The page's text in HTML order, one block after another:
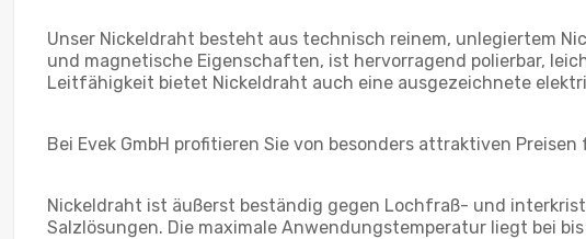
Unser Nickeldraht besteht aus technisch reinem, unlegiertem
und magnetische Eigenschaften, ist hervorragend polierbar,
Leitfähigkeit bietet Nickeldraht auch eine ausgezeichnete
Bei Evek GmbH profitieren Sie von besonders attraktiven
Nickeldraht ist äußerst beständig gegen Lochfraß- und
Salzlösungen. Die maximale Anwendungstemperatur liegt bei bis